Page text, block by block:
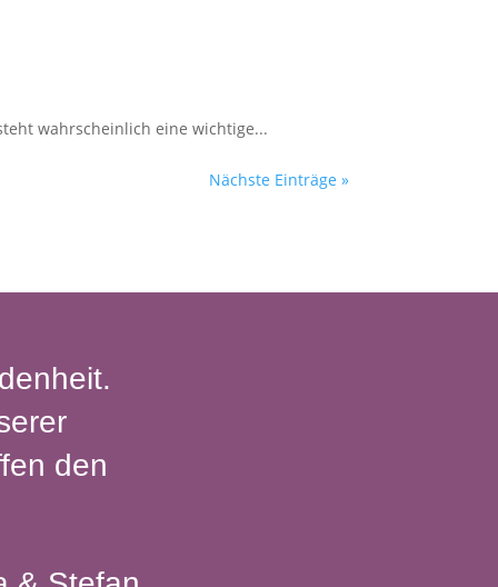
wahrscheinlich eine wichtige...
Nächste Einträge »
den